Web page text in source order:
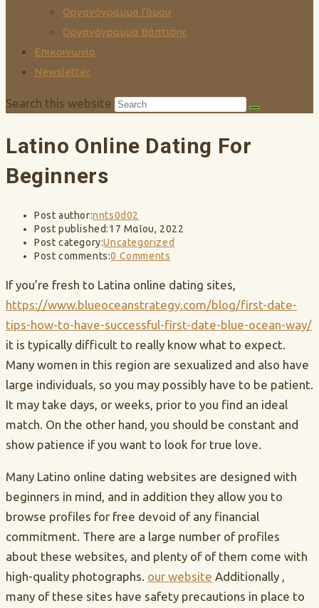
Οργανόγραμμα Γάμου
Οργανόγραμμα Βάπτισης
Επικοινωνία
Newsletter
Search this website
Latino Online Dating For
Beginners
Post author:nnts0d02
Post published:17 Μαΐου, 2022
Post category:Uncategorized
Post comments:0 Comments
If you’re fresh to Latina online dating sites,
https://www.blueoceanstrategy.com/blog/first-date-
tips-how-to-have-successful-first-date-blue-ocean-way/
it is typically difficult to really know what to expect.
Many women in this region are sexualized and also have
large individuals, so you may possibly have to be patient.
It may take days, or weeks, prior to you find an ideal
match. On the other hand, you should be constant and
show patience if you want to look for true love.
Many Latino online dating websites are designed with
beginners in mind, and in addition they allow you to
browse profiles for free devoid of any financial
commitment. There are a large number of profiles
about these websites, and plenty of of them come with
high-quality photographs. our website Additionally ,
many of these sites have safety precautions in place to